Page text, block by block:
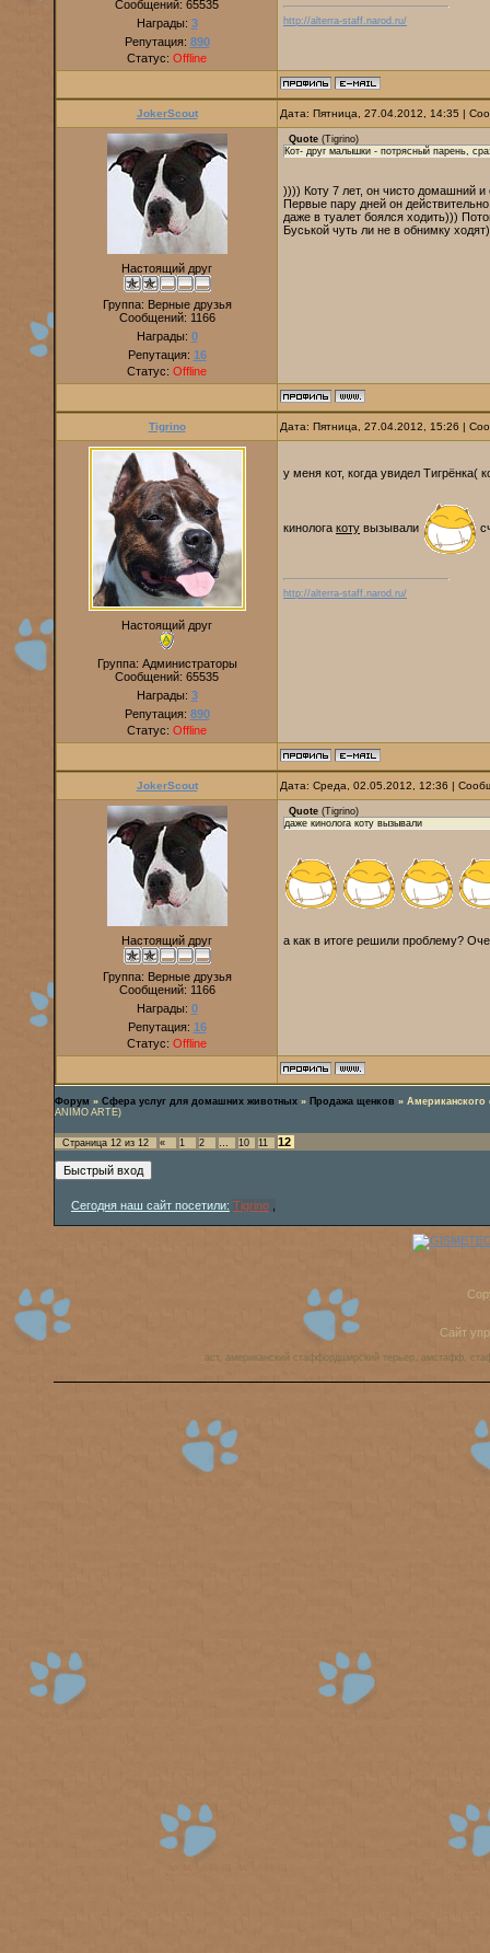
Сообщений: 65535
Награды: 3
Репутация: 890
Статус: Offline
http://alterra-staff.narod.ru/
JokerScout Дата: Пятница, 27.04.2012, 14:35 |
Настоящий друг
Группа: Верные друзья
Сообщений: 1166
Награды: 0
Репутация: 16
Статус: Offline
Quote (Tigrino)
Кот- друг малышки - потрясный парень,
)))) Коту 7 лет, он чисто домашний
Первые пару дней он
даже в туалет боялся ходить)))
Буськой чуть ли не в обнимку
Tigrino Дата: Пятница, 27.04.2012, 15:26 |
Настоящий друг
Группа: Администраторы
Сообщений: 65535
Награды: 3
Репутация: 890
Статус: Offline
у меня кот, когда увидел Тигрёнка(
кинолога коту вызывали
http://alterra-staff.narod.ru/
JokerScout Дата: Среда, 02.05.2012, 12:36 |
Настоящий друг
Группа: Верные друзья
Сообщений: 1166
Награды: 0
Репутация: 16
Статус: Offline
Quote (Tigrino)
даже кинолога коту вызывали
а как в итоге решили проблему?
Форум » Сфера услуг для домашних животных » Продажа щенков »
ANIMO ARTE)
Страница 12 из 12 « 1 2 … 10 11 12
Сегодня наш сайт посетили: Tigrino
Сайт
аст, американский стаффордширский терьер, амстафф,